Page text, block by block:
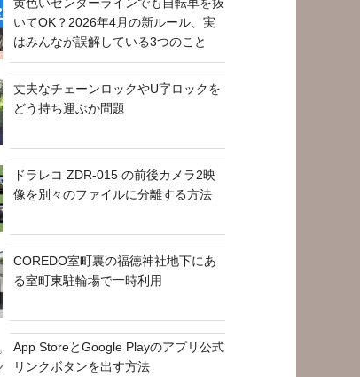
いてOK？2026年4月の新ルール、実
はみんなが誤解している3つのこと
丈夫なチェーンロックやU字ロックを
どう持ち運ぶか問題
ドラレコ ZDR-015 の前後カメラ2映
像を別々のファイルに分離する方法
COREDO室町裏の福徳神社地下にあ
る室町東駐輪場で一時利用
App StoreとGoogle Playのアプリ公式
リンクボタンを出す方法